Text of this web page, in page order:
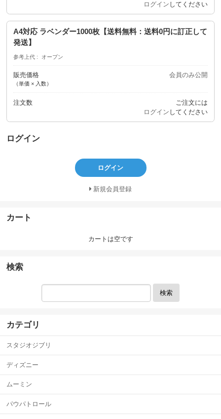
ログイン してください
A4対応 ラベンダー1000枚【送料無料：送料0円に訂正して
発送】
参考上代 オープン
販売価格
（単価 × 入数）
会員のみ公開
注文数
ご注文には
ログイン してください
ログイン
ログイン
新規会員登録
カート
カートは空です
検索
検索
カテゴリ
スタジオジブリ
ディズニー
ムーミン
パウパトロール